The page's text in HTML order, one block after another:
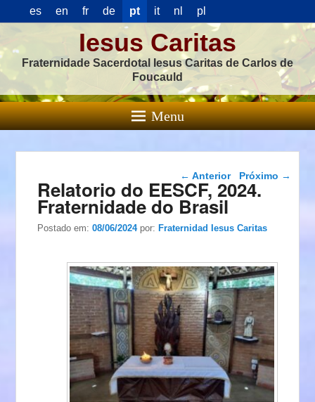
es en fr de pt it nl pl
Iesus Caritas
Fraternidade Sacerdotal Iesus Caritas de Carlos de
Foucauld
Menu
Navegação das
postagens
← Anterior Próximo →
Relatorio do EESCF, 2024.
Fraternidade do Brasil
Postado em:08/06/2024 por:Fraternidad Iesus Caritas